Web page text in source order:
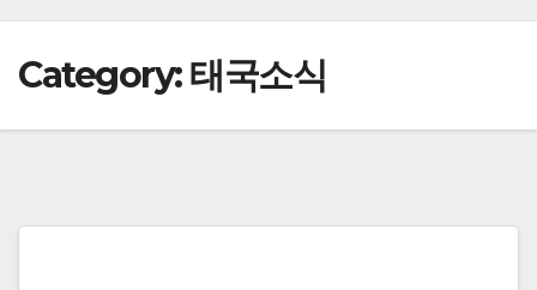
Category:태국소식